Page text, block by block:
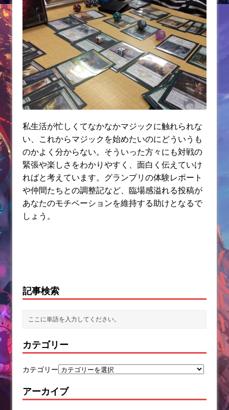
私生活が忙しくてなかなかマジックに触れられな
い、これからマジックを始めたいのにどういうも
のかよく分からない。そういった方々にも対戦の
緊張や楽しさをわかりやすく、面白く伝えていけ
ればと考えています。グランプリの体験レポート
や仲間たちとの調整記など、臨場感溢れる投稿が
あなたのモチベーションを維持する助けとなるで
しょう。
記事検索
カテゴリー
カテゴリー
アーカイブ